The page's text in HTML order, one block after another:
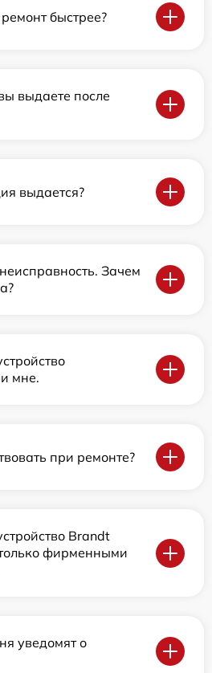
быстрее?
выдаете после
выдается?
Зачем
мне.
при ремонте?
Brandt
фирменными
уведомят о